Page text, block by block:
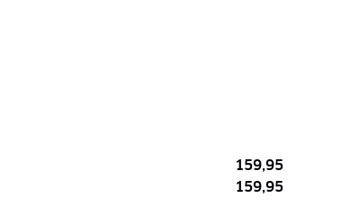
159,95
159,95